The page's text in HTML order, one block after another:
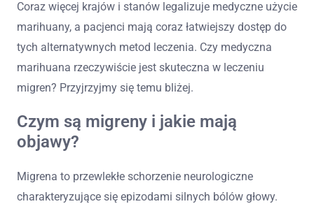
Coraz więcej krajów i stanów legalizuje medyczne użycie
marihuany, a pacjenci mają coraz łatwiejszy dostęp do
tych alternatywnych metod leczenia. Czy medyczna
marihuana rzeczywiście jest skuteczna w leczeniu
migren? Przyjrzyjmy się temu bliżej.
Czym są migreny i jakie mają
objawy?
Migrena to przewlekłe schorzenie neurologiczne
charakteryzujące się epizodami silnych bólów głowy.